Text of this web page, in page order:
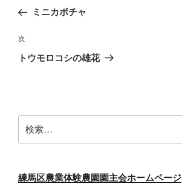
ナ
ビ
ゲ
ン
の
稿
ミニカボチャ
次
の
次
トウモロコシの雄花
索:
練馬区農業体験農園園主会ホームページ